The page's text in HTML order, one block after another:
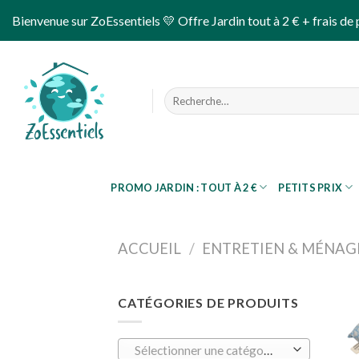
Bienvenue sur ZoEssentiels 💛 Offre Jardin tout à 2 € + frais
Recherche
pour :
PROMO JARDIN : TOUT À 2 € PETITS PRIX
ACCUEIL / ENTRETIEN &
CATÉGORIES DE PRODUITS
Sélectionner une catégorie